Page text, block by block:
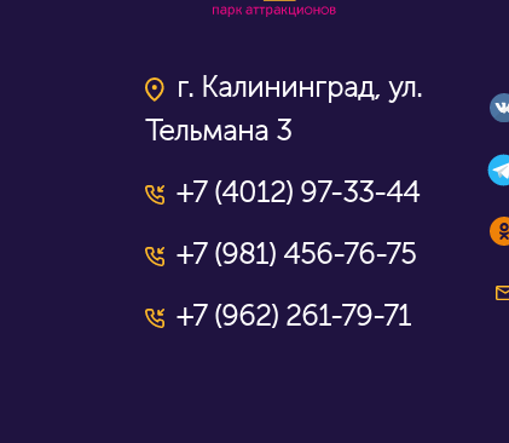
г. Калининград, ул.
Тельмана 3
+7 (4012) 97-33-44
+7 (981) 456-76-75
+7 (962) 261-79-71